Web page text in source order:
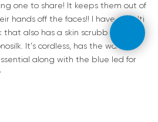
one to share! It keeps them out of
hands off the faces!! I have a multi
also has a skin scrubber, but I
It's cordless, has the water
along with the blue led for